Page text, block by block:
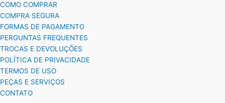
COMO COMPRAR
COMPRA SEGURA
FORMAS DE PAGAMENTO
PERGUNTAS FREQUENTES
TROCAS E DEVOLUÇÕES
POLÍTICA DE PRIVACIDADE
TERMOS DE USO
PEÇAS E SERVIÇOS
CONTATO